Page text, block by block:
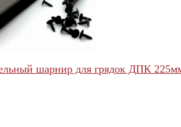
шарнир для грядок ДПК